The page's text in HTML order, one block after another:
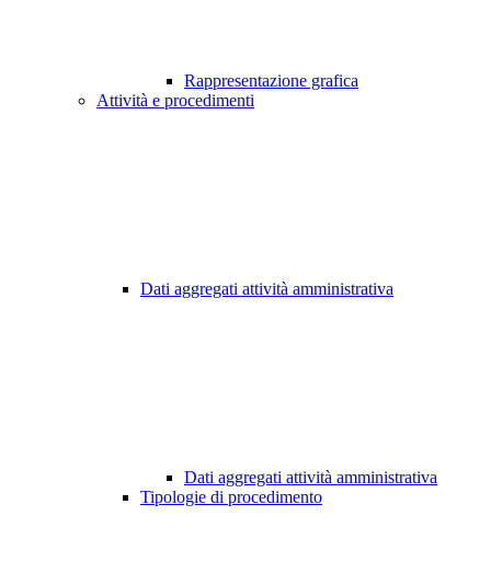
Rappresentazione grafica
Attività e procedimenti
Dati aggregati attività amministrativa
Dati aggregati attività amministrativa
Tipologie di procedimento